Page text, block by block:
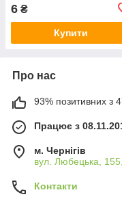
6 ₴
Купити
Про нас
93% позитивних з
Працює з
м. Чернігів
вул. Любецька, 155,
Контакти